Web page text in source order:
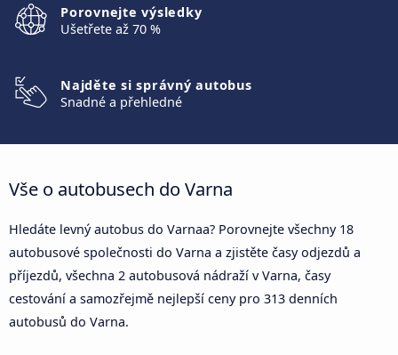
Porovnejte výsledky
Ušetřete až 70 %
Najděte si správný autobus
Snadné a přehledné
Vše o autobusech do Varna
Hledáte levný autobus do Varnaa? Porovnejte všechny 18
autobusové společnosti do Varna a zjistěte časy odjezdů a
příjezdů, všechna 2 autobusová nádraží v Varna, časy
cestování a samozřejmě nejlepší ceny pro 313 denních
autobusů do Varna.